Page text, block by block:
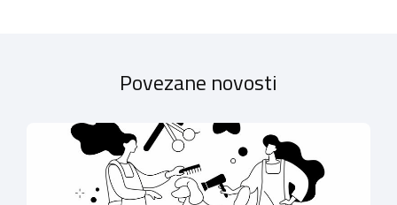
Povezane novosti